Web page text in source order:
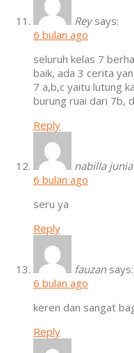
Rey says:
6 bulan ago
seluruh kelas 7
baik, ada 3 cerita
7 a,b,c yaitu lutung
burung ruai dari 7b,
Reply
nabilla
6 bulan ago
seru ya
Reply
fauzan says:
6 bulan ago
keren dan sangat
Reply